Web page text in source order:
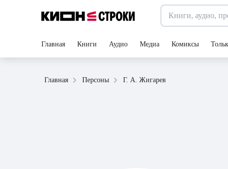
Главная Книги Аудио Медиа Комиксы
Главная Персоны Г. А. Жигарев